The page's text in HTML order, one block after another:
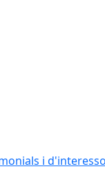
i